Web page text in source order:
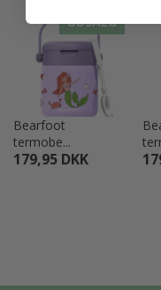
UDSALG
Bearfoot
termobe...
179,95 DKK